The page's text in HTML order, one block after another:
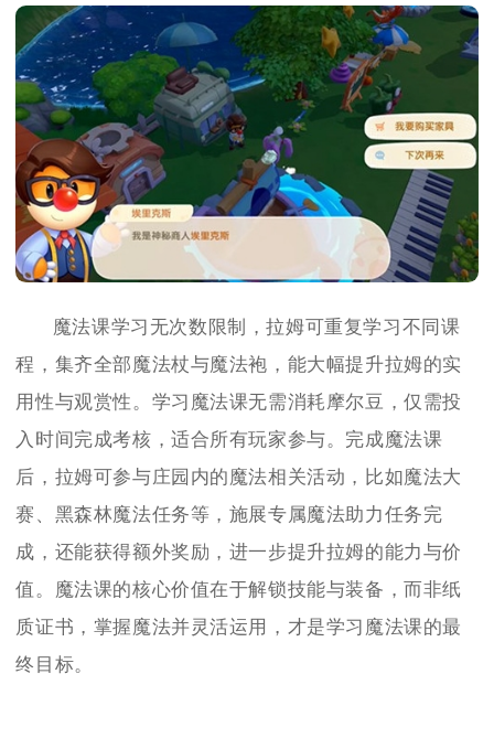
魔法课学习无次数限制，拉姆可重复学习不同课
程，集齐全部魔法杖与魔法袍，能大幅提升拉姆的实
用性与观赏性。学习魔法课无需消耗摩尔豆，仅需投
入时间完成考核，适合所有玩家参与。完成魔法课
后，拉姆可参与庄园内的魔法相关活动，比如魔法大
赛、黑森林魔法任务等，施展专属魔法助力任务完
成，还能获得额外奖励，进一步提升拉姆的能力与价
值。魔法课的核心价值在于解锁技能与装备，而非纸
质证书，掌握魔法并灵活运用，才是学习魔法课的最
终目标。